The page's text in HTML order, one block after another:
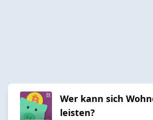
Wer kann sich
leisten?